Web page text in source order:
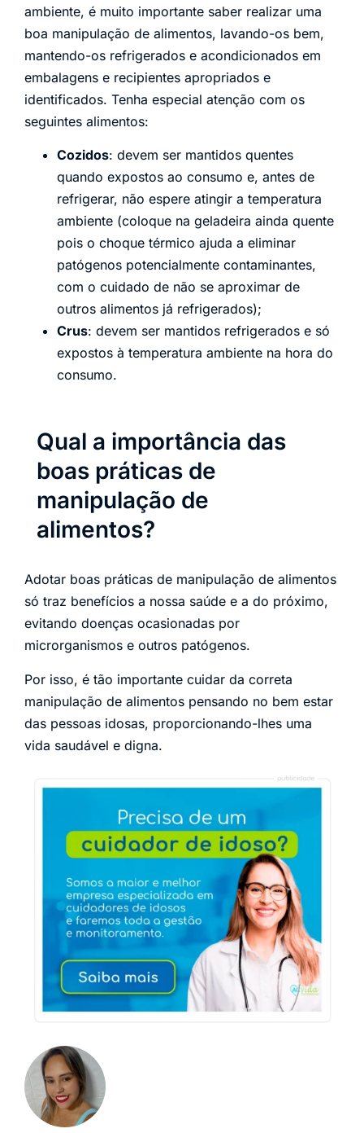
ambiente, é muito importante saber realizar uma
boa manipulação de alimentos, lavando-os bem,
mantendo-os refrigerados e acondicionados em
embalagens e recipientes apropriados e
identificados. Tenha especial atenção com os
seguintes alimentos:
Cozidos: devem ser mantidos quentes
quando expostos ao consumo e, antes de
refrigerar, não espere atingir a temperatura
ambiente (coloque na geladeira ainda quente
pois o choque térmico ajuda a eliminar
patógenos potencialmente contaminantes,
com o cuidado de não se aproximar de
outros alimentos já refrigerados);
Crus: devem ser mantidos refrigerados e só
expostos à temperatura ambiente na hora do
consumo.
Qual a importância das
boas práticas de
manipulação de
alimentos?
Adotar boas práticas de manipulação de alimentos
só traz benefícios a nossa saúde e a do próximo,
evitando doenças ocasionadas por
microrganismos e outros patógenos.
Por isso, é tão importante cuidar da correta
manipulação de alimentos pensando no bem estar
das pessoas idosas, proporcionando-lhes uma
vida saudável e digna.